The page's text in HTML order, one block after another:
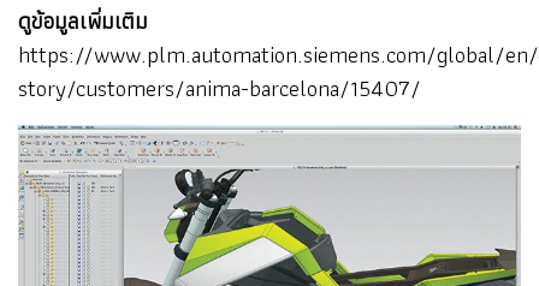
ดูข้อมูลเพิ่มเติม
https://www.plm.automation.siemens.com/global/
story/customers/anima-barcelona/15407/